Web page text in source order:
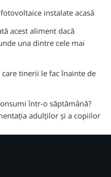
instalate acasă
acest aliment dacă
una dintre cele mai
tinerii le fac înainte de
într-o săptămână?
adulților și a copiilor